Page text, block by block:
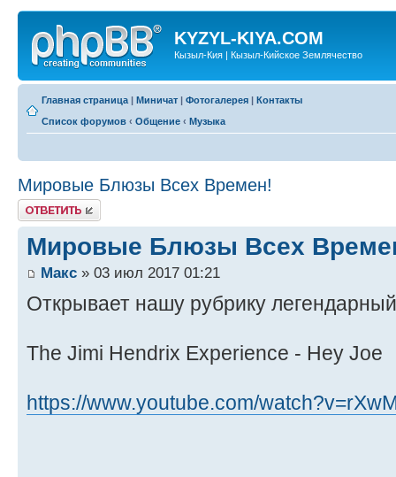
KYZYL-KIYA.COM
Кызыл-Кия | Кызыл-Кийское Землячество
Главная страница | Миничат | Фотогалерея | Контакты
Список форумов ‹ Общение ‹ Музыка
Мировые Блюзы Всех Времен!
Ответить
Мировые Блюзы Всех
Макс » 03 июл 2017 01:21
Открывает нашу рубрику
The Jimi Hendrix Experience - Hey Joe
https://www.youtube.com/